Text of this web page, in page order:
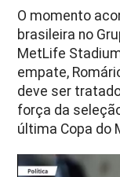
O momento
brasileira no
MetLife
empate,
deve ser
força da
última Copa do